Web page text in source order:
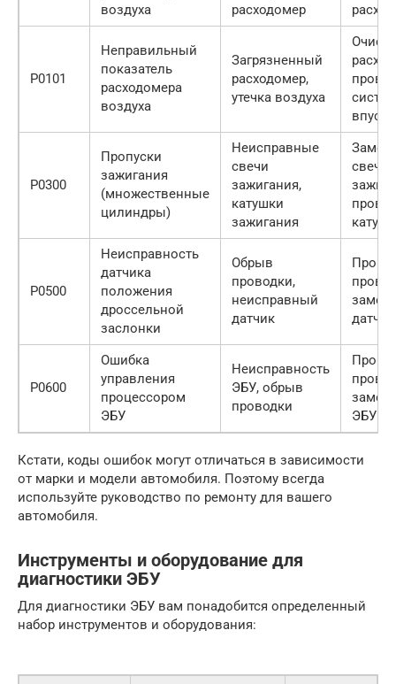
воздуха
расходомер
P0101
Неправильный
показатель
расходомера
воздуха
Загрязненный
расходомер,
утечка воздуха
впуска
P0300
Пропуски
зажигания
(множественные
цилиндры)
Неисправные
свечи
зажигания,
катушки
зажигания
свечи
P0500
Неисправность
датчика
положения
дроссельной
заслонки
Обрыв
проводки,
неисправный
датчик
датчик
P0600
Ошибка
управления
процессором
ЭБУ
Неисправность
ЭБУ, обрыв
проводки
ЭБУ
Кстати, коды ошибок могут отличаться в зависимости
от марки и модели автомобиля. Поэтому всегда
используйте руководство по ремонту для вашего
автомобиля.
Инструменты и оборудование для
диагностики ЭБУ
Для диагностики ЭБУ вам понадобится определенный
набор инструментов и оборудования: